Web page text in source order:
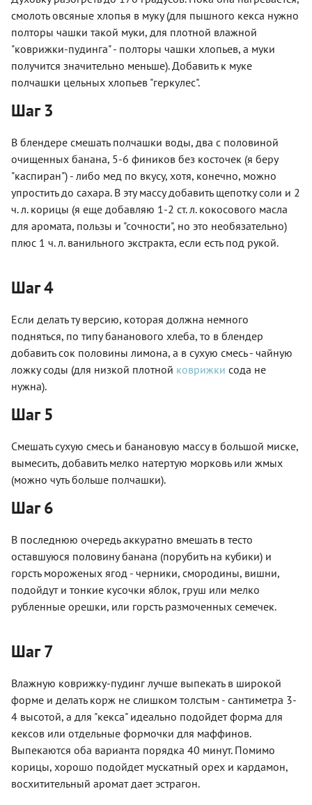
смолоть овсяные хлопья в муку (для пышного кекса нужно
полторы чашки такой муки, для плотной влажной
"коврижки-пудинга" - полторы чашки хлопьев, а муки
получится значительно меньше). Добавить к муке
полчашки цельных хлопьев "геркулес".
Шаг 3
В блендере смешать полчашки воды, два с половиной
очищенных банана, 5-6 фиников без косточек (я беру
"каспиран") - либо мед по вкусу, хотя, конечно, можно
упростить до сахара. В эту массу добавить щепотку соли и 2
ч. л. корицы (я еще добавляю 1-2 ст. л. кокосового масла
для аромата, пользы и "сочности", но это необязательно)
плюс 1 ч. л. ванильного экстракта, если есть под рукой.
Шаг 4
Если делать ту версию, которая должна немного
подняться, по типу бананового хлеба, то в блендер
добавить сок половины лимона, а в сухую смесь - чайную
ложку соды (для низкой плотной коврижки сода не
нужна).
Шаг 5
Смешать сухую смесь и банановую массу в большой миске,
вымесить, добавить мелко натертую морковь или жмых
(можно чуть больше полчашки).
Шаг 6
В последнюю очередь аккуратно вмешать в тесто
оставшуюся половину банана (порубить на кубики) и
горсть мороженых ягод - черники, смородины, вишни,
подойдут и тонкие кусочки яблок, груш или мелко
рубленные орешки, или горсть размоченных семечек.
Шаг 7
Влажную коврижку-пудинг лучше выпекать в широкой
форме и делать корж не слишком толстым - сантиметра 3-
4 высотой, а для "кекса" идеально подойдет форма для
кексов или отдельные формочки для маффинов.
Выпекаются оба варианта порядка 40 минут. Помимо
корицы, хорошо подойдет мускатный орех и кардамон,
восхитительный аромат дает эстрагон.